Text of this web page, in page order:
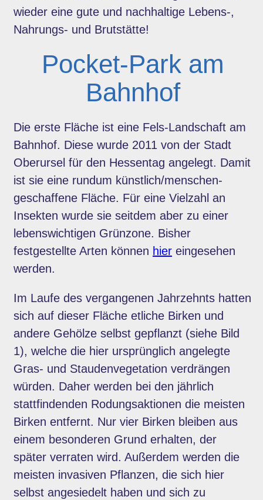
wieder eine gute und nachhaltige Lebens-,
Nahrungs- und Brutstätte!
Pocket-Park am
Bahnhof
Die erste Fläche ist eine Fels-Landschaft am
Bahnhof. Diese wurde 2011 von der Stadt
Oberursel für den Hessentag angelegt. Damit
ist sie eine rundum künstlich/menschen-
geschaffene Fläche. Für eine Vielzahl an
Insekten wurde sie seitdem aber zu einer
lebenswichtigen Grünzone. Bisher
festgestellte Arten können hier eingesehen
werden.
Im Laufe des vergangenen Jahrzehnts hatten
sich auf dieser Fläche etliche Birken und
andere Gehölze selbst gepflanzt (siehe Bild
1), welche die hier ursprünglich angelegte
Gras- und Staudenvegetation verdrängen
würden. Daher werden bei den jährlich
stattfindenden Rodungsaktionen die meisten
Birken entfernt. Nur vier Birken bleiben aus
einem besonderen Grund erhalten, der
später verraten wird. Außerdem werden die
meisten invasiven Pflanzen, die sich hier
selbst angesiedelt haben und sich zu